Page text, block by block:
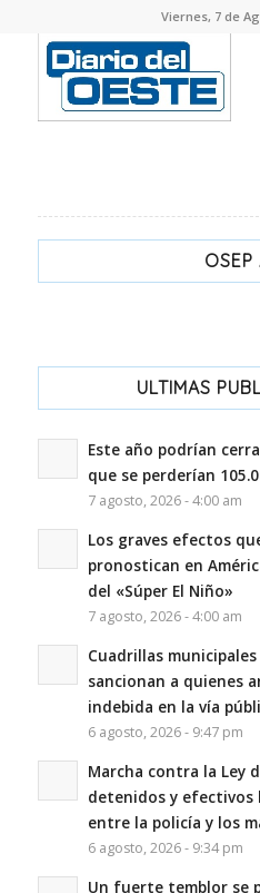
Viernes, 7 de
OSEP
ULTIMAS
Este año podrían
que se perderían
7 agosto, 2026 - 4:00 am
Los graves efectos
pronostican en
del «Súper El Niño»
7 agosto, 2026 - 4:00 am
Cuadrillas
sancionan a quienes
indebida en la vía
6 agosto, 2026 - 9:47 pm
Marcha contra la Ley
detenidos y efectivos
entre la policía y los
6 agosto, 2026 - 9:34 pm
Un fuerte temblor se